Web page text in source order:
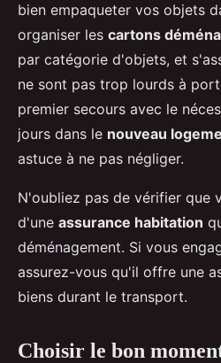
bien empaqueter vos objets
organiser les cartons
par catégorie d'objets, et
ne sont pas trop lourds à
premier secours avec le
jours dans le nouveau
astuce à ne pas négliger.
N'oubliez pas de vérifier que
d'une assurance habitation
déménagement. Si vous
assurez-vous qu'il offre une
biens durant le transport.
Choisir le bon